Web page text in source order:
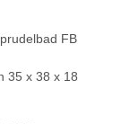
FB
35 x 38 x 18